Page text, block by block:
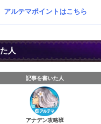
アルテマポイントはこちら
人
記事を書いた人
アナデン攻略班